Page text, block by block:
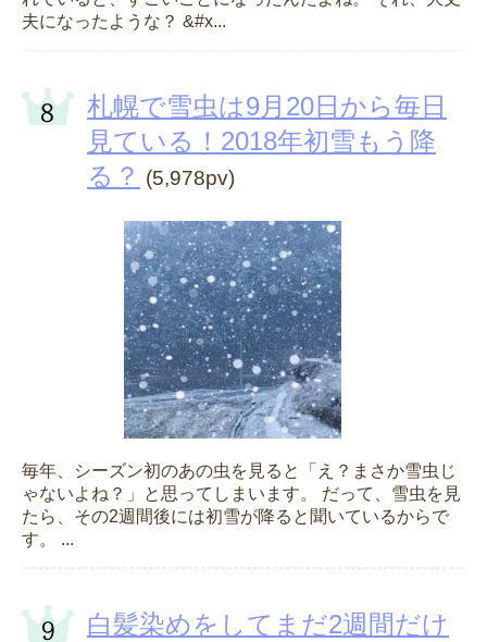
夫になったような？ &#x...
札幌で雪虫は9月20日から毎日
見ている！2018年初雪もう降
る？ (5,978pv)
毎年、シーズン初のあの虫を見ると「え？まさか雪虫じ
ゃないよね？」と思ってしまいます。 だって、雪虫を見
たら、その2週間後には初雪が降ると聞いているからで
す。 ...
白髪染めをしてまだ2週間だけ